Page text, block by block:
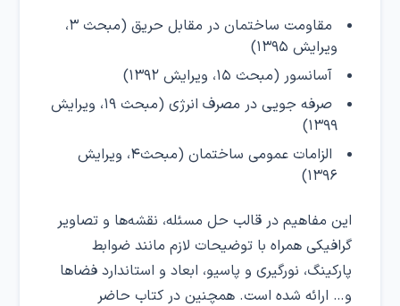
مقاومت ساختمان در مقابل حریق (مبحث ۳،
ویرایش ۱۳۹۵)
آسانسور (مبحث ۱۵، ویرایش ۱۳۹۲)
صرفه جویی در مصرف انرژی (مبحث ۱۹، ویرایش
۱۳۹۹)
الزامات عمومی ساختمان (مبحث۴، ویرایش
۱۳۹۶)
این مفاهیم در قالب حل مسئله، نقشه‌ها و تصاویر
گرافیکی همراه با توضیحات لازم مانند ضوابط
پارکینگ، نورگیری و پاسیو، ابعاد و استاندارد فضاها
و… ارائه شده است. همچنین در کتاب حاضر